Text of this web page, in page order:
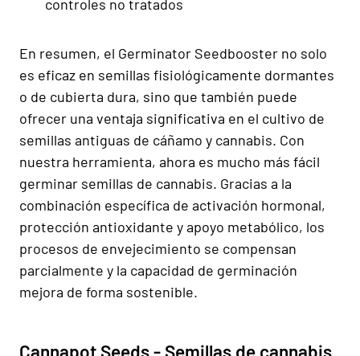
controles no tratados
En resumen, el Germinator Seedbooster no solo
es eficaz en semillas fisiológicamente dormantes
o de cubierta dura, sino que también puede
ofrecer una ventaja significativa en el cultivo de
semillas antiguas de cáñamo y cannabis. Con
nuestra herramienta, ahora es mucho más fácil
germinar semillas de cannabis. Gracias a la
combinación específica de activación hormonal,
protección antioxidante y apoyo metabólico, los
procesos de envejecimiento se compensan
parcialmente y la capacidad de germinación
mejora de forma sostenible.
Cannapot Seeds - Semillas de cannabis